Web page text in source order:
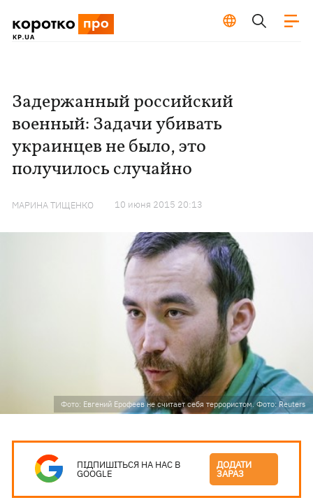
Задержанный российский
военный: Задачи убивать
украинцев не было, это
получилось случайно
МАРИНА ТИЩЕНКО 10 июня 2015 20:13
Фото: Евгений Ерофеев не считает себя террористом. Фото: Reuters
ПІДПИШІТЬСЯ НА НАС В
GOOGLE
ДОДАТИ
ЗАРАЗ